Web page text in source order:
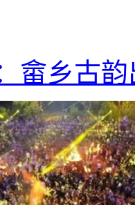
畲乡古